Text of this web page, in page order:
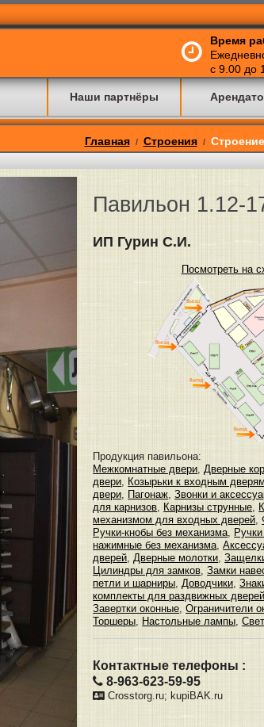
Время
с 9.00 до
Наши партнёры
Главная / Строения /
Павильон 1.12-
ИП Гурин С.И.
Посмотреть на
Продукция павильона:
Межкомнатные двери,Дверные
двери, Козырьки к входным дверям
двери, Пагонаж,Звонки и
для карнизов, Карнизы струнные,
механизмом для входных дверей,
Ручки-кнобы без механизма,
нажимные без механизма,
дверей,Дверные молотки,
Цилиндры для замков,Замки
петли и шарниры,Доводчики,
комплекты для раздвижных дверей
Завертки оконные,Ограничители
Торшеры, Настольные лампы,
Контактные телефоны :
8-963-623-59-95
Crosstorg.ru; kupiBAK.ru